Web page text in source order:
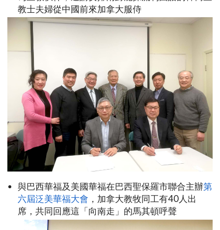
教士夫婦從中國前來加拿大服侍
與巴西華福及美國華福在巴西聖保羅市聯合主辦第
六屆泛美華福大會 ，加拿大教牧同工有40人出
席，共同回應這「向南走」的馬其頓呼聲